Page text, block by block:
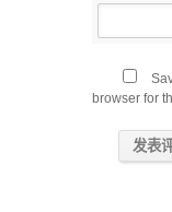
browser for